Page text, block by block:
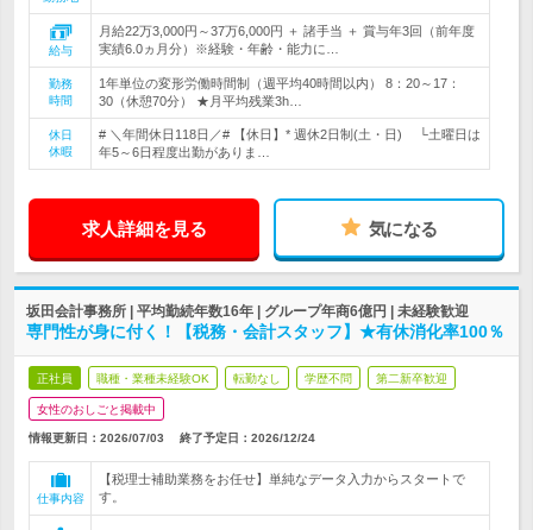
給与
月給22万3,000円～37万6,000円 ＋ 諸手当 ＋ 賞与年3回（前年度
実績6.0ヵ月分）※経験・年齢・能力に…
勤務
時間
1年単位の変形労働時間制（週平均40時間以内） 8：20～17：
30（休憩70分） ★月平均残業3h…
休日
休暇
# ＼年間休日118日／# 【休日】* 週休2日制(土・日) └土曜日は
年5～6日程度出勤がありま…
求人詳細を見る 気になる
坂田会計事務所 | 平均勤続年数16年 | グループ年商6億円 | 未経験歓迎
専門性が身に付く！【税務・会計スタッフ】★有休消化率100％
正社員 職種・業種未経験OK 転勤なし 学歴不問 第二新卒歓迎
女性のおしごと掲載中
情報更新日：2026/07/03 終了予定日： 2026/12/24
仕事内容
【税理士補助業務をお任せ】単純なデータ入力からスタートで
す。